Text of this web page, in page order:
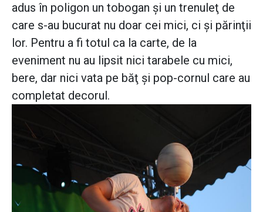
adus în poligon un tobogan şi un trenuleţ de
care s-au bucurat nu doar cei mici, ci şi părinţii
lor. Pentru a fi totul ca la carte, de la
eveniment nu au lipsit nici tarabele cu mici,
bere, dar nici vata pe băţ şi pop-cornul care au
completat decorul.